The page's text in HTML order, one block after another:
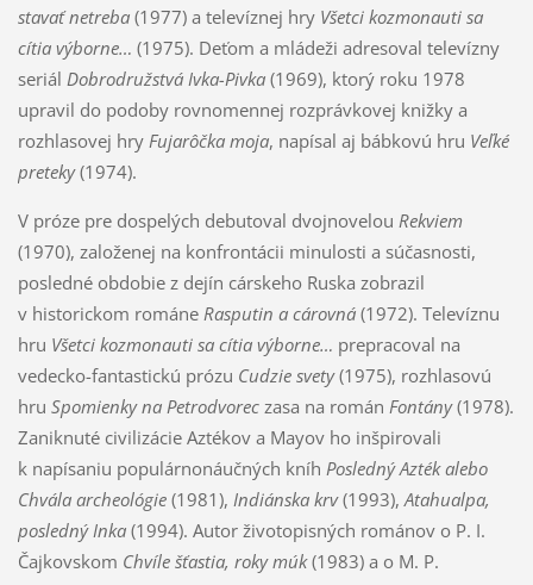
stavať netreba (1977) a televíznej hry Všetci kozmonauti sa
cítia výborne… (1975). Deťom a mládeži adresoval televízny
seriál Dobrodružstvá Ivka-Pivka (1969), ktorý roku 1978
upravil do podoby rovnomennej rozprávkovej knižky a
rozhlasovej hry Fujarôčka moja, napísal aj bábkovú hru Veľké
preteky(1974).
V próze pre dospelých debutoval dvojnovelou Rekviem
(1970), založenej na konfrontácii minulosti a súčasnosti,
posledné obdobie z dejín cárskeho Ruska zobrazil
v historickom románe Rasputin a cárovná (1972). Televíznu
hru Všetci kozmonauti sa cítia výborne… prepracoval na
vedecko-fantastickú prózu Cudzie svety(1975), rozhlasovú
hru Spomienky na Petrodvorec zasa na román Fontány(1978).
Zaniknuté civilizácie Aztékov a Mayov ho inšpirovali
k napísaniu populárnonáučných kníh Posledný Azték alebo
Chvála archeológie (1981), Indiánska krv(1993),Atahualpa,
posledný Inka (1994). Autor životopisných románov o P. I.
Čajkovskom Chvíle šťastia, roky múk(1983) a o M. P.